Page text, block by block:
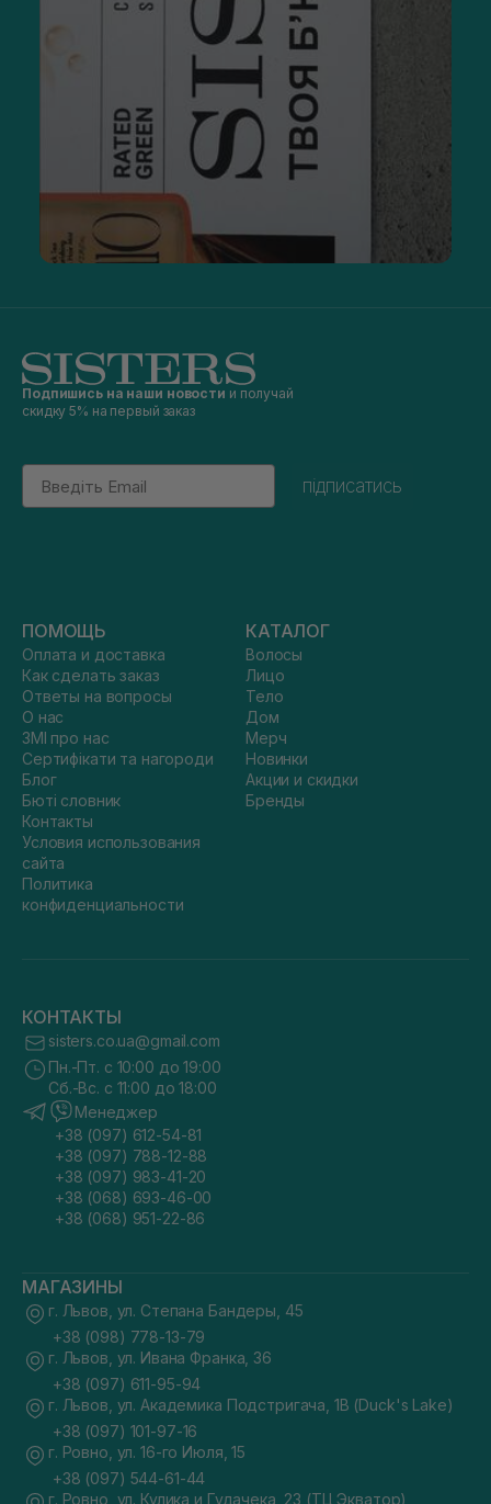
Подпишись на наши новости и получай
скидку 5% на первый заказ
Email
підписатись
ПОМОЩЬ
Оплата и доставка
Как сделать заказ
Ответы на вопросы
О нас
ЗМІ про нас
Сертифікати та нагороди
Блог
Бюті словник
Контакты
Условия использования
сайта
Политика
конфиденциальности
КАТАЛОГ
Волосы
Лицо
Тело
Дом
Мерч
Новинки
Акции и скидки
Бренды
КОНТАКТЫ
sisters.co.ua@gmail.com
Пн.-Пт. с 10:00 до 19:00
Сб.-Вс. с 11:00 до 18:00
Менеджер
+38 (097) 612-54-81
+38 (097) 788-12-88
+38 (097) 983-41-20
+38 (068) 693-46-00
+38 (068) 951-22-86
МАГАЗИНЫ
г. Львов, ул. Степана Бандеры, 45
+38 (098) 778-13-79
г. Львов, ул. Ивана Франка, 36
+38 (097) 611-95-94
г. Львов, ул. Академика Подстригача, 1В (Duck's Lake)
+38 (097) 101-97-16
г. Ровно, ул. 16-го Июля, 15
+38 (097) 544-61-44
г. Ровно, ул. Кулика и Гудачека, 23 (ТЦ Экватор)